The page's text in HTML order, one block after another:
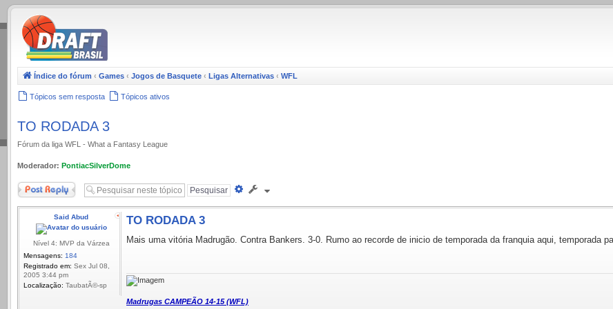
.
Índice do fórum ‹ Games ‹ Jogos de Basquete ‹ Ligas Alternativas ‹ WFL
Tópicos sem resposta Tópicos ativos
TO RODADA 3
Fórum da liga WFL - What a Fantasy League
Moderador: PontiacSilverDome
Responder
Pesquisa
Said Abud
Nível 4: MVP da Várzea
Mensagens: 184
Registrado em: Sex Jul 08,
2005 3:44 pm
Localização: TaubatÃ©-sp
TO RODADA 3
Mais uma vitória Madrugão. Contra Bankers. 3-0. Rumo ao recorde de inicio de temporada da franquia aqui, temporada
Madrugas CAMPEÃO 14-15 (WFL)